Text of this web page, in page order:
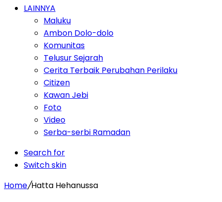
LAINNYA
Maluku
Ambon Dolo-dolo
Komunitas
Telusur Sejarah
Cerita Terbaik Perubahan Perilaku
Citizen
Kawan Jebi
Foto
Video
Serba-serbi Ramadan
Search for
Switch skin
Home/Hatta Hehanussa